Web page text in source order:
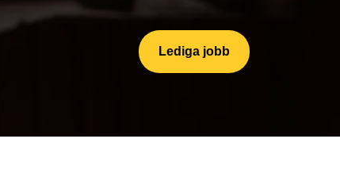
Lediga jobb